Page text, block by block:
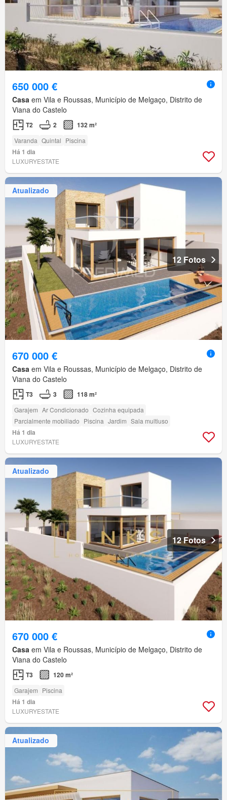
650 000 €
Casa em Vila e Roussas, Município de Melgaço, Distrito de
Viana do Castelo
T2 2 132 m²
Varanda Quintal Piscina
Há 1 dia
LUXURYESTATE
Atualizado
12 Fotos
670 000 €
Casa em Vila e Roussas, Município de Melgaço, Distrito de
Viana do Castelo
T3 3 118 m²
Garajem Ar Condicionado Cozinha equipada
Parcialmente mobiliado Piscina Jardim Sala multiuso
Há 1 dia
LUXURYESTATE
Atualizado
12 Fotos
670 000 €
Casa em Vila e Roussas, Município de Melgaço, Distrito de
Viana do Castelo
T3 120 m²
Garajem Piscina
Há 1 dia
LUXURYESTATE
Atualizado